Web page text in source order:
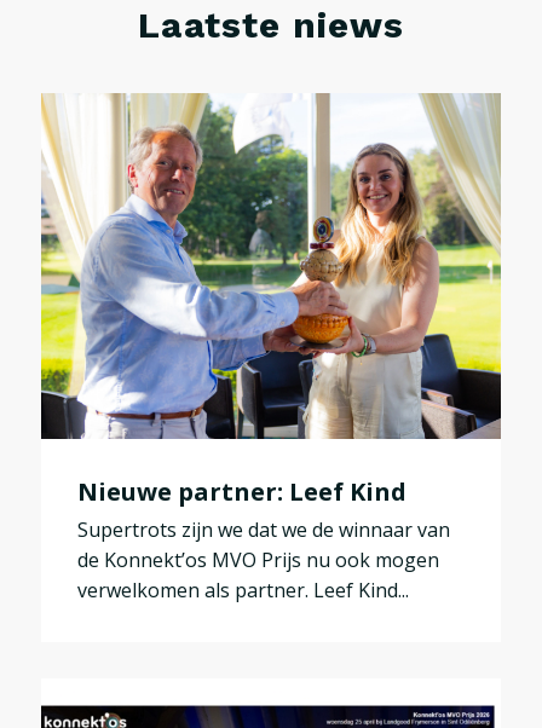
Laatste niews
Nieuwe partner: Leef Kind
Supertrots zijn we dat we de winnaar van
de Konnekt’os MVO Prijs nu ook mogen
verwelkomen als partner. Leef Kind...